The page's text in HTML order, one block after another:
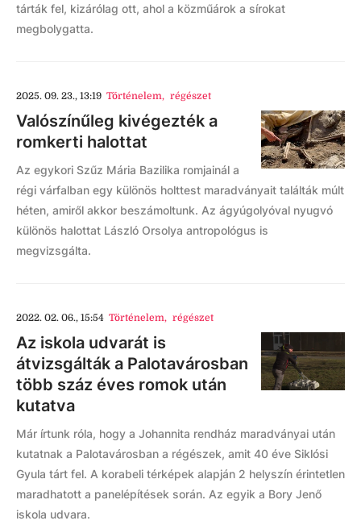
tárták fel, kizárólag ott, ahol a közműárok a sírokat
megbolygatta.
2025. 09. 23., 13:19 Történelem, régészet
Valószínűleg kivégezték a
romkerti halottat
Az egykori Szűz Mária Bazilika romjainál a
régi várfalban egy különös holttest maradványait találták múlt
héten, amiről akkor beszámoltunk. Az ágyúgolyóval nyugvó
különös halottat László Orsolya antropológus is
megvizsgálta.
2022. 02. 06., 15:54 Történelem, régészet
Az iskola udvarát is
átvizsgálták a Palotavárosban
több száz éves romok után
kutatva
Már írtunk róla, hogy a Johannita rendház maradványai után
kutatnak a Palotavárosban a régészek, amit 40 éve Siklósi
Gyula tárt fel. A korabeli térképek alapján 2 helyszín érintetlen
maradhatott a panelépítések során. Az egyik a Bory Jenő
iskola udvara.